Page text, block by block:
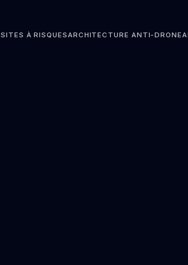
SITES À RISQUES ARCHITECTURE ANTI-DRONE